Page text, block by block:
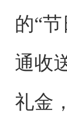
的“
通收
礼金